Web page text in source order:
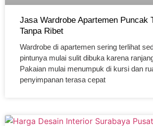
Jasa Wardrobe Apartemen Puncak
Tanpa Ribet
Wardrobe di apartemen sering terlihat
pintunya mulai sulit dibuka karena
Pakaian mulai menumpuk di kursi dan
penyimpanan terasa cepat